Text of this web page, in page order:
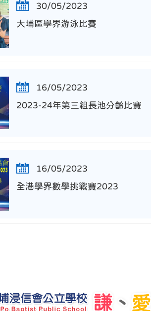
30/05/2023
大埔區學界游泳比賽
16/05/2023
2023-24年第三組長池分齡比賽
16/05/2023
全港學界數學挑戰賽2023